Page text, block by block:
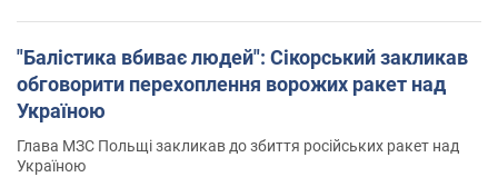
"Балістика вбиває людей": Сікорський закликав
обговорити перехоплення ворожих ракет над
Україною
Глава МЗС Польщі закликав до збиття російських ракет над
Україною